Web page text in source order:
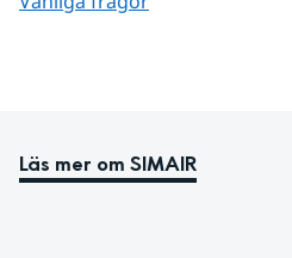
Läs mer om SIMAIR